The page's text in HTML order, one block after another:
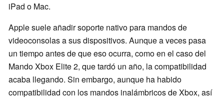
iPad o Mac.
Apple suele añadir soporte nativo para mandos de
videoconsolas a sus dispositivos. Aunque a veces pasa
un tiempo antes de que eso ocurra, como en el caso del
Mando Xbox Elite 2, que tardó un año, la compatibilidad
acaba llegando. Sin embargo, aunque ha habido
compatibilidad con los mandos inalámbricos de Xbox, así